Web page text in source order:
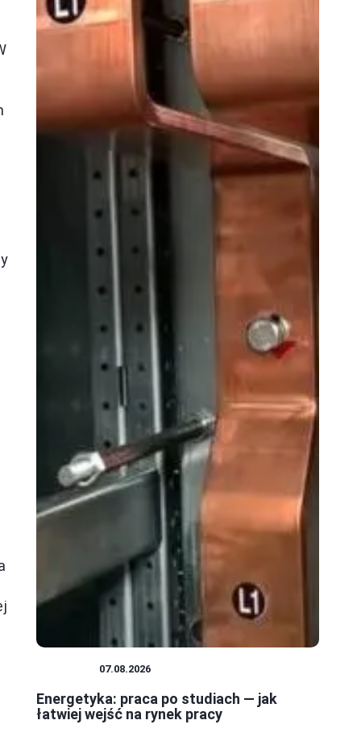
07.08.2026
Energetyka: praca po studiach — jak
łatwiej wejść na rynek pracy